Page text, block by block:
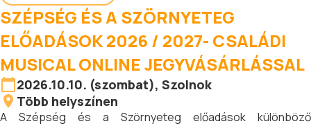
SZÉPSÉG ÉS A SZÖRNYETEG
ELŐADÁSOK 2026 / 2027- CSALÁDI
MUSICAL ONLINE JEGYVÁSÁRLÁSSAL
2026.10.10. (szombat), Szolnok
Több helyszínen
A Szépség és a Szörnyeteg előadások különböző